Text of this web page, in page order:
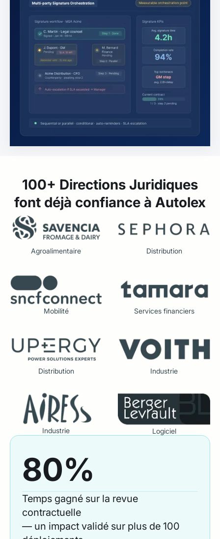
100+ Directions Juridiques
font déjà confiance à Autolex
Agroalimentaire Distribution
Mobilité Services financiers
Distribution Industrie
Industrie Logiciel
80%
Temps gagné sur la revue
contractuelle
— un impact validé sur plus de 100